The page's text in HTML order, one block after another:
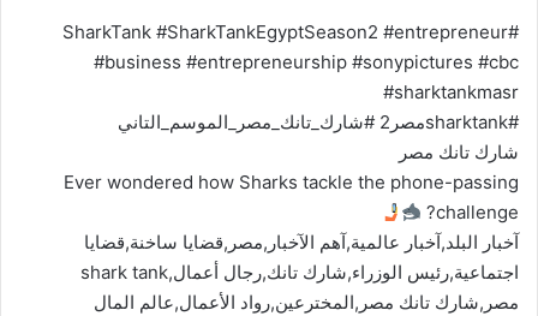
#SharkTank #SharkTankEgyptSeason2 #entrepreneur
#business #entrepreneurship #sonypictures #cbc
#sharktankmasr
#sharktankمصر2 #شارك_تانك_مصر_الموسم_التاني
شارك تانك مصر
Ever wondered how Sharks tackle the phone-passing
challenge?
آخبار البلد,آخبار عالمية,آهم الآخبار,مصر,قضايا ساخنة,قضايا
اجتماعية,رئيس الوزراء,شارك تانك,رجال أعمال,shark tank
مصر,شارك تانك مصر,المخترعين,رواد الأعمال,عالم المال